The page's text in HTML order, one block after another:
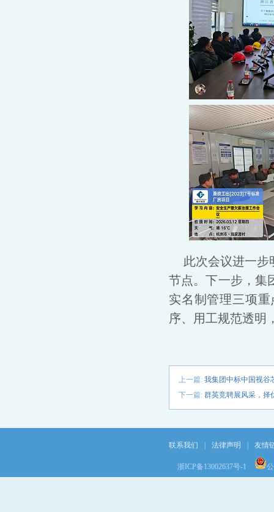
此次会议进一步
节点。下一步，集
实名制管理三项
序、用工规范透明
上一篇: 我集团中标中国视谷
下一篇: 群英竞聘展风采，
联系我们 法律声明 友情
浙ICP备13002637号-1